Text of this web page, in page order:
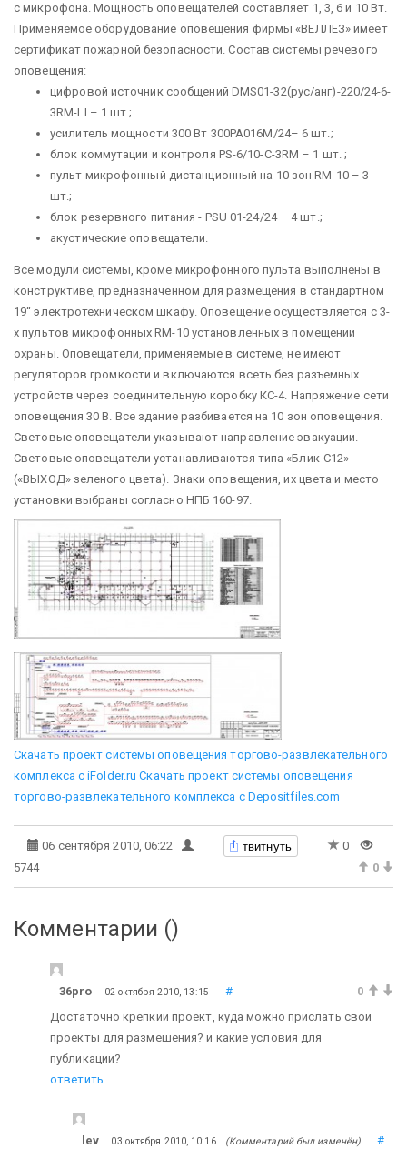
с микрофона. Мощность оповещателей составляет 1, 3, 6 и 10 Вт.
Применяемое оборудование оповещения фирмы «ВЕЛЛЕЗ» имеет
сертификат пожарной безопасности. Состав системы речевого
оповещения:
цифровой источник сообщений DMS01-32(рус/анг)-220/24-6-
3RМ-LI – 1 шт.;
усилитель мощности 300 Вт 300РА016М/24– 6 шт.;
блок коммутации и контроля PS-6/10-C-3RM – 1 шт. ;
пульт микрофонный дистанционный на 10 зон RM-10 – 3
шт.;
блок резервного питания - PSU 01-24/24 – 4 шт.;
акустические оповещатели.
Все модули системы, кроме микрофонного пульта выполнены в
конструктиве, предназначенном для размещения в стандартном
19“ электротехническом шкафу. Оповещение осуществляется с 3-
х пультов микрофонных RM-10 установленных в помещении
охраны. Оповещатели, применяемые в системе, не имеют
регуляторов громкости и включаются всеть без разъемных
устройств через соединительную коробку КС-4. Напряжение сети
оповещения 30 В. Все здание разбивается на 10 зон оповещения.
Световые оповещатели указывают направление эвакуации.
Световые оповещатели устанавливаются типа «Блик-С12»
(«ВЫХОД» зеленого цвета). Знаки оповещения, их цвета и место
установки выбраны согласно НПБ 160-97.
Скачать проект системы оповещения торгово-развлекательного
комплекса с iFolder.ru Скачать проект системы оповещения
торгово-развлекательного комплекса с Depositfiles.com
06 сентября 2010, 06:22 твитнуть
0
5744
0
Комментарии ()
36pro 02 октября 2010, 13:15 #
0
Достаточно крепкий проект, куда можно прислать свои
проекты для размешения? и какие условия для
публикации?
ответить
lev 03 октября 2010, 10:16 (Комментарий был изменён)
#